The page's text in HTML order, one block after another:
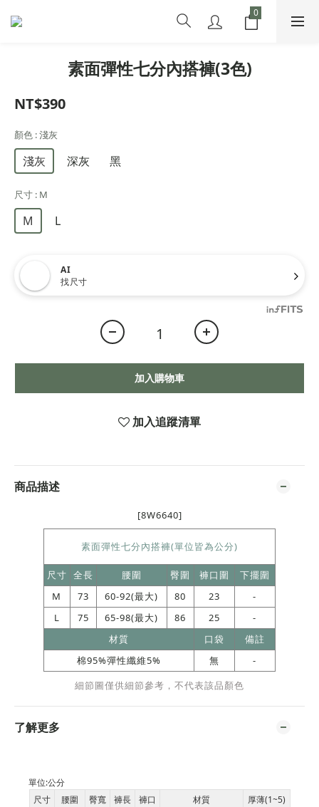
素面彈性七分內搭褲(3色)
NT$390
顏色 : 淺灰
淺灰 深灰 黑
尺寸 : M
M L
AI
找尺寸
加入購物車
加入追蹤清單
商品描述
[8W6640]
素面彈性七分內搭褲(單位皆為公分)
尺寸 全長 腰圍 臀圍 褲口圍
下擺圍
M
73 60-92(最大) 80 23
-
L
75 65-98(最大) 86 25
-
材質
口袋
備註
棉95%彈性纖維5%
無
-
細節圖僅供細節參考，不代表該品顏色
了解更多
單位:公分
尺寸
腰圍 臀寬 褲長 褲口 材質 厚薄(1~5)